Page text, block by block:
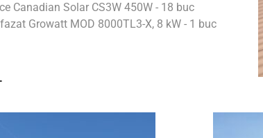
Canadian Solar CS3W 450W - 18 buc
Growatt MOD 8000TL3-X, 8 kW - 1 buc